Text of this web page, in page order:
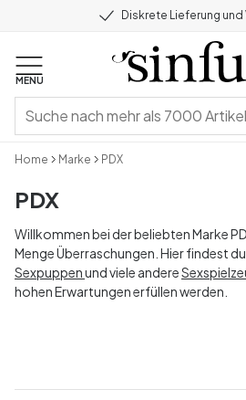
Diskrete Lieferung und
MENU
Home Marke PDX
PDX
Willkommen bei der beliebten Marke
Menge Überraschungen. Hier findest
Sexpuppenund viele andere
hohen Erwartungen erfüllen werden.